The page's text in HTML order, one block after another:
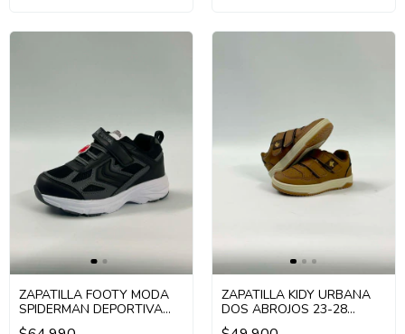
ZAPATILLA FOOTY MODA
SPIDERMAN DEPORTIVA
ABROJO 26-32 (1SP2614)
ZAPATILLA KIDY URBANA
DOS ABROJOS 23-28
(KD131051)